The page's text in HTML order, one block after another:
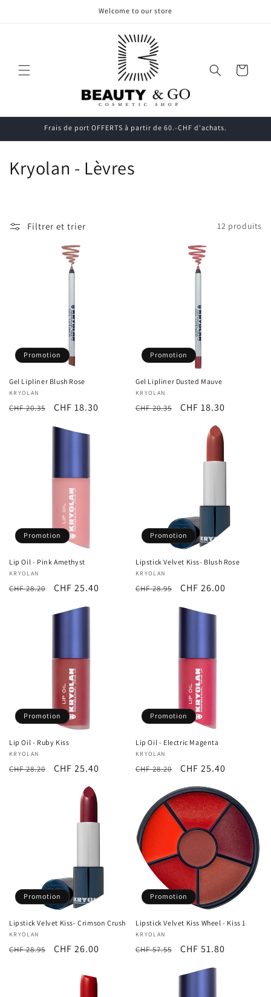
Welcome to our store
Panier
Frais de port OFFERTS à partir de 60.-CHF d'achats.
C
o
n
:
Kryolan - Lèvres
Filtrer et trier 12 produits
Promotion
Gel Lipliner Blush Rose
Fournisseur :
KRYOLAN
Prix
CHF 20.35
Prix
CHF 18.30
Promotion
Gel Lipliner Dusted Mauve
Fournisseur :
KRYOLAN
Prix
CHF 20.35
Prix
CHF 18.30
Promotion
Lip Oil - Pink Amethyst
Fournisseur :
KRYOLAN
Prix
CHF 28.20
Prix
CHF 25.40
Promotion
Lipstick Velvet Kiss- Blush Rose
Fournisseur :
KRYOLAN
Prix
CHF 28.95
Prix
CHF 26.00
Promotion
Lip Oil - Ruby Kiss
Fournisseur :
KRYOLAN
Prix
CHF 28.20
Prix
CHF 25.40
Promotion
Lip Oil - Electric Magenta
Fournisseur :
KRYOLAN
Prix
CHF 28.20
Prix
CHF 25.40
Promotion
Lipstick Velvet Kiss- Crimson Crush
Fournisseur :
KRYOLAN
Prix
CHF 28.95
Prix
CHF 26.00
Promotion
Lipstick Velvet Kiss Wheel - Kiss 1
Fournisseur :
KRYOLAN
Prix
CHF 57.55
Prix
CHF 51.80